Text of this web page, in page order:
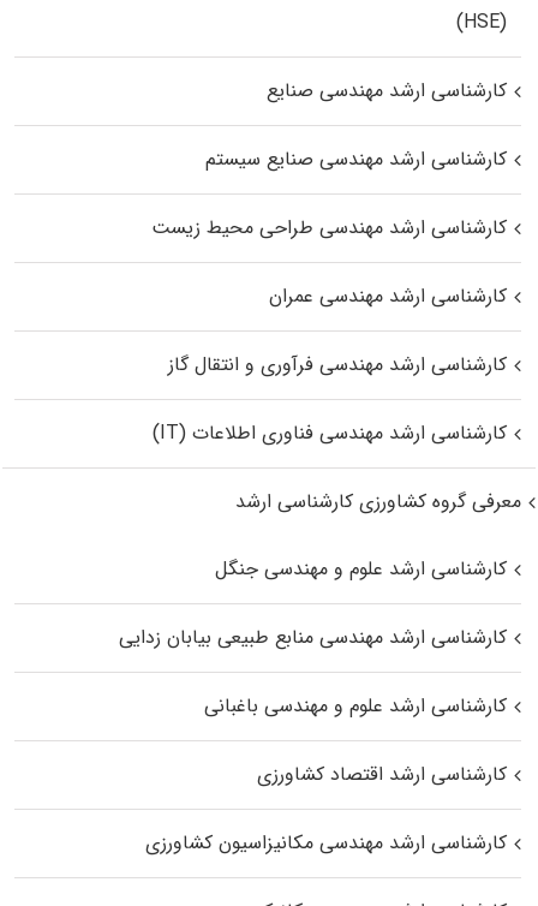
(HSE)
کارشناسی ارشد مهندسی صنایع
کارشناسی ارشد مهندسی صنایع سیستم
کارشناسی ارشد مهندسی طراحی محیط زیست
کارشناسی ارشد مهندسی عمران
کارشناسی ارشد مهندسی فرآوری و انتقال گاز
کارشناسی ارشد مهندسی فناوری اطلاعات (IT)
معرفی گروه کشاورزی کارشناسی ارشد
کارشناسی ارشد علوم و مهندسی جنگل
کارشناسی ارشد مهندسی منابع طبیعی بیابان زدایی
کارشناسی ارشد علوم و مهندسی باغبانی
کارشناسی ارشد اقتصاد کشاورزی
کارشناسی ارشد مهندسی مکانیزاسیون کشاورزی